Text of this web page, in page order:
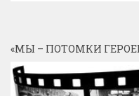
«МЫ – ПОТОМКИ